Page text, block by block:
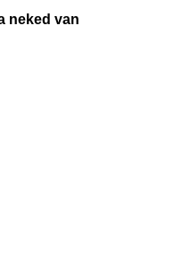
neked van